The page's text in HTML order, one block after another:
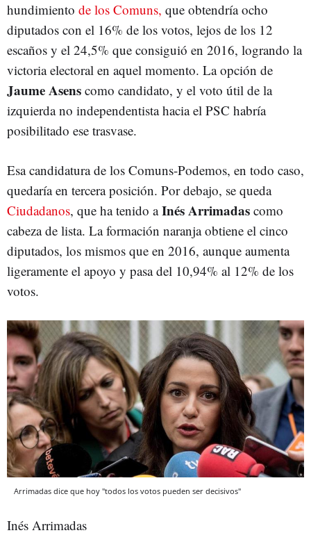
hundimiento de los Comuns, que obtendría ocho
diputados con el 16% de los votos, lejos de los 12
escaños y el 24,5% que consiguió en 2016, logrando la
victoria electoral en aquel momento. La opción de
Jaume Asens como candidato, y el voto útil de la
izquierda no independentista hacia el PSC habría
posibilitado ese trasvase.
Esa candidatura de los Comuns-Podemos, en todo caso,
quedaría en tercera posición. Por debajo, se queda
Ciudadanos, que ha tenido aInés Arrimadas como
cabeza de lista. La formación naranja obtiene el cinco
diputados, los mismos que en 2016, aunque aumenta
ligeramente el apoyo y pasa del 10,94% al 12% de los
votos.
Arrimadas dice que hoy "todos los votos pueden ser decisivos"
Inés Arrimadas